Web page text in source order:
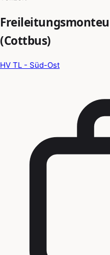
(Cottbus)
HV TL - Süd-Ost